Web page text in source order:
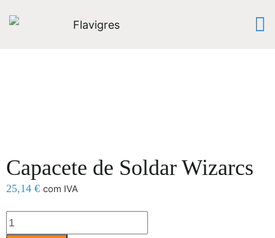
Capacete de Soldar Wizarcs
25,14 € com IVA